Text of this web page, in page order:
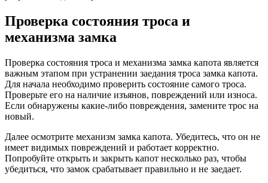
Проверка состояния троса и
механизма замка
Проверка состояния троса и механизма замка капота является
важным этапом при устранении заедания троса замка капота.
Для начала необходимо проверить состояние самого троса.
Проверьте его на наличие изъянов, повреждений или износа.
Если обнаружены какие-либо повреждения, замените трос на
новый.
Далее осмотрите механизм замка капота. Убедитесь, что он не
имеет видимых повреждений и работает корректно.
Попробуйте открыть и закрыть капот несколько раз, чтобы
убедиться, что замок срабатывает правильно и не заедает.